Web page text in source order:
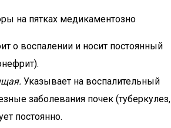
на пятках медикаментозно
о воспалении и носит постоянный
Указывает на воспалительный
заболевания почек (туберкулез,
постоянно.